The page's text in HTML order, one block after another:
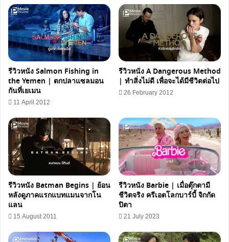
รีวิวหนัง Salmon Fishing in
the Yemen | ตกปลาแซลมอน
กันที่เยเมน
11 April 2012
รีวิวหนัง A Dangerous Method
| ทำสิ่งไม่ดี เพื่อจะได้มีชีวิตต่อไป
26 February 2012
รีวิวหนัง Batman Begins | ย้อน
หลังดูภาคแรกแบทแมนจากโน
แลน
15 August 2011
รีวิวหนัง Barbie | เมื่อตุ๊กตามี
ชีวิตจริง ครีเอตโลกบาร์บี้ จิกกัด
ปิตา
21 July 2023